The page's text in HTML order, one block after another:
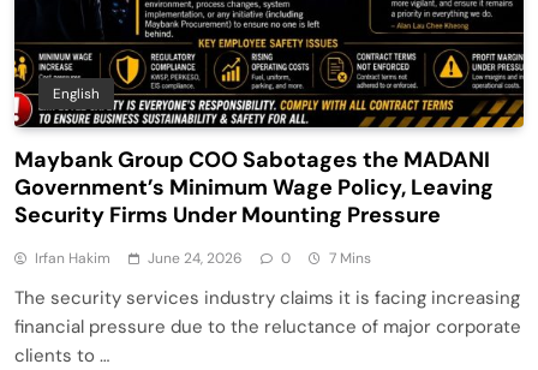
English
Maybank Group COO Sabotages the MADANI
Government’s Minimum Wage Policy, Leaving
Security Firms Under Mounting Pressure
Irfan Hakim June 24, 2026 0 7 Mins
The security services industry claims it is facing increasing
financial pressure due to the reluctance of major corporate
clients to …